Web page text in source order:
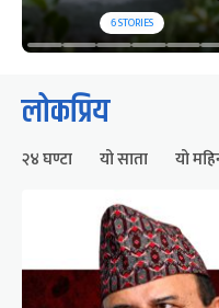
6STORIES
लोकप्रिय
२४ घण्टा यो साता यो